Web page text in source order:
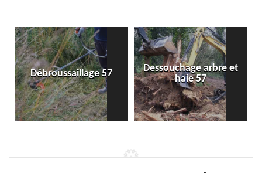
Débroussaillage 57
Dessouchage arbre et
haie 57